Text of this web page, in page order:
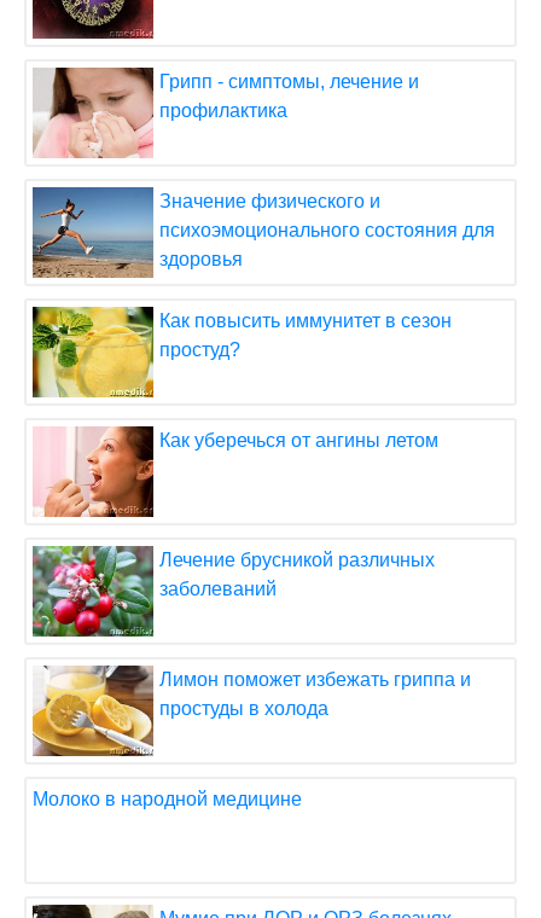
Грипп - симптомы, лечение и
профилактика
Значение физического и
психоэмоционального состояния для
здоровья
Как повысить иммунитет в сезон
простуд?
Как уберечься от ангины летом
Лечение брусникой различных
заболеваний
Лимон поможет избежать гриппа и
простуды в холода
Молоко в народной медицине